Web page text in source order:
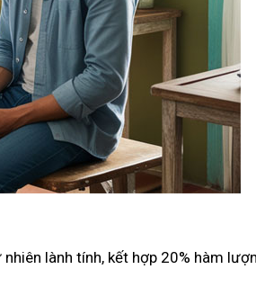
lành tính, kết hợp 20% hàm